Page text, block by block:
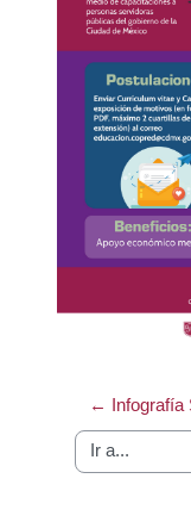
← Infografía
Ir a...